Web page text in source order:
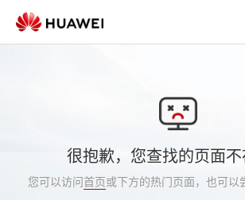
很抱歉，您查找的页面不
您可以访问首页或下方的热门页面，也可以